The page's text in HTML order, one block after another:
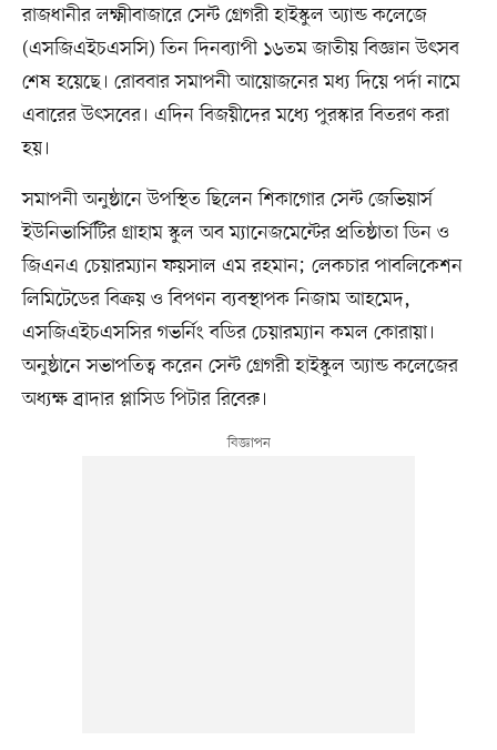
রাজধানীর লক্ষ্মীবাজারে সেন্ট গ্রেগরী হাইস্কুল অ্যান্ড কলেজে
(এসজিএইচএসসি) তিন দিনব্যাপী ১৬তম জাতীয় বিজ্ঞান উৎসব
শেষ হয়েছে। রোববার সমাপনী আয়োজনের মধ্য দিয়ে পর্দা নামে
এবারের উৎসবের। এদিন বিজয়ীদের মধ্যে পুরস্কার বিতরণ করা
হয়।
সমাপনী অনুষ্ঠানে উপস্থিত ছিলেন শিকাগোর সেন্ট জেভিয়ার্স
ইউনিভার্সিটির গ্রাহাম স্কুল অব ম্যানেজমেন্টের প্রতিষ্ঠাতা ডিন ও
জিএনএ চেয়ারম্যান ফয়সাল এম রহমান; লেকচার পাবলিকেশন
লিমিটেডের বিক্রয় ও বিপণন ব্যবস্থাপক নিজাম আহমেদ,
এসজিএইচএসসির গভর্নিং বডির চেয়ারম্যান কমল কোরায়া।
অনুষ্ঠানে সভাপতিত্ব করেন সেন্ট গ্রেগরী হাইস্কুল অ্যান্ড কলেজের
অধ্যক্ষ ব্রাদার প্লাসিড পিটার রিবেরু।